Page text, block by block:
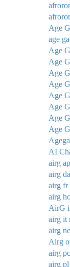
Age
age
Age
Age
Age
Age
Age
Age
Age
Age
AI
airg
airg
airg fr
airg
AirG
airg it
airg
Airg
airg pc
airg